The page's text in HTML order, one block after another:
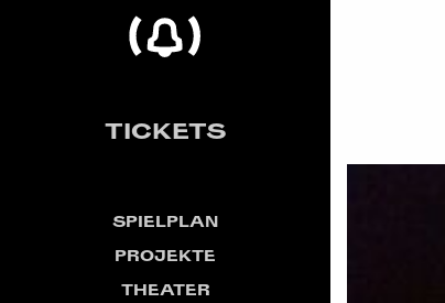
TICKETS
SPIELPLAN
PROJEKTE
THEATER